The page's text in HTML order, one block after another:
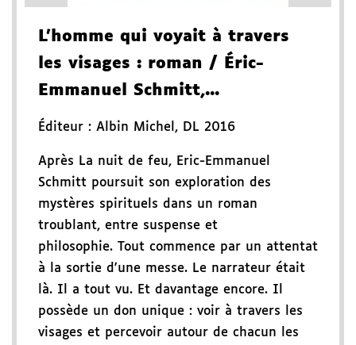
L'homme qui voyait à travers
les visages : roman / Éric-
Emmanuel Schmitt,...
Éditeur : Albin Michel , DL 2016
Après La nuit de feu, Eric-Emmanuel
Schmitt poursuit son exploration des
mystères spirituels dans un roman
troublant, entre suspense et
philosophie. Tout commence par un attentat
à la sortie d'une messe. Le narrateur était
là. Il a tout vu. Et davantage encore. Il
possède un don unique : voir à travers les
visages et percevoir autour de chacun les